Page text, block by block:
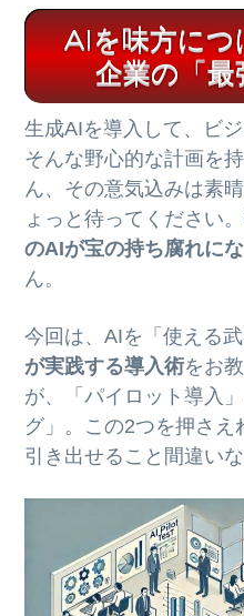
AIを味方につ
企業の「最
生成AIを導入して、ビ
そんな野心的な計画を
ん、その意気込みは素
ょっと待ってください。
のAIが宝の持ち腐れに
ん。
今回は、AIを「使える
が実践する導入術をお
が、「パイロット導入
グ」。この2つを押さえ
引き出せること間違いな